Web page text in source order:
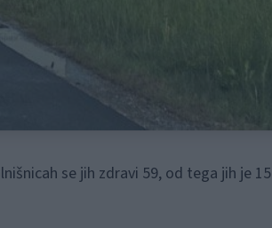
se jih zdravi 59, od tega jih je 15